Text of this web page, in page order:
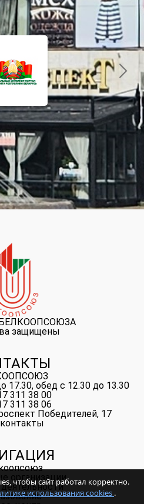
защищены
17.30, обед с 12.30 до 13.30
311 38 00
311 38 06
Победителей, 17
организации
чтобы сайт работал корректно.
использования cookies .